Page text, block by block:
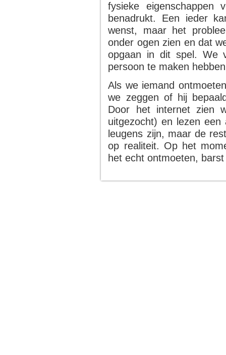
fysieke eigenschappen
benadrukt. Een ieder
wenst, maar het
onder ogen zien en dat
opgaan in dit spel. We
persoon te maken
Als we iemand
we zeggen of hij
Door het internet zien
uitgezocht) en lezen een
leugens zijn, maar de
op realiteit. Op het
het echt ontmoeten,